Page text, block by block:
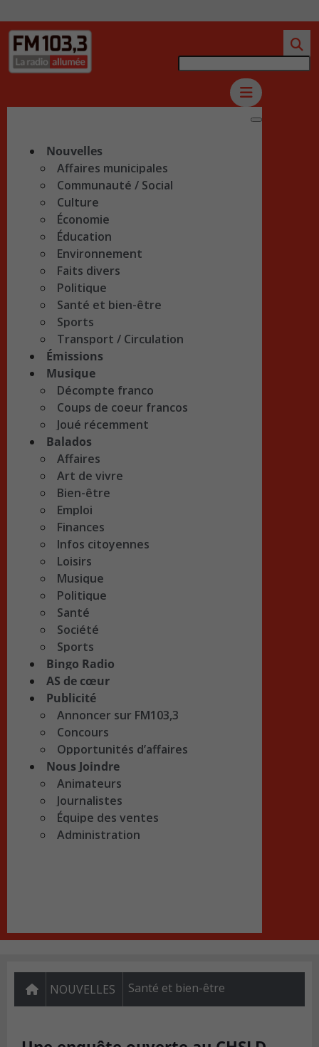
Nouvelles
Affaires municipales
Communauté / Social
Culture
Économie
Éducation
Environnement
Faits divers
Politique
Santé et bien-être
Sports
Transport / Circulation
Émissions
Musique
Décompte franco
Coups de coeur francos
Joué récemment
Balados
Affaires
Art de vivre
Bien-être
Emploi
Finances
Infos citoyennes
Loisirs
Musique
Politique
Santé
Société
Sports
Bingo Radio
AS de cœur
Publicité
Annoncer sur FM103,3
Concours
Opportunités d’affaires
Nous Joindre
Animateurs
Journalistes
Équipe des ventes
Administration
NOUVELLES Santé et bien-être